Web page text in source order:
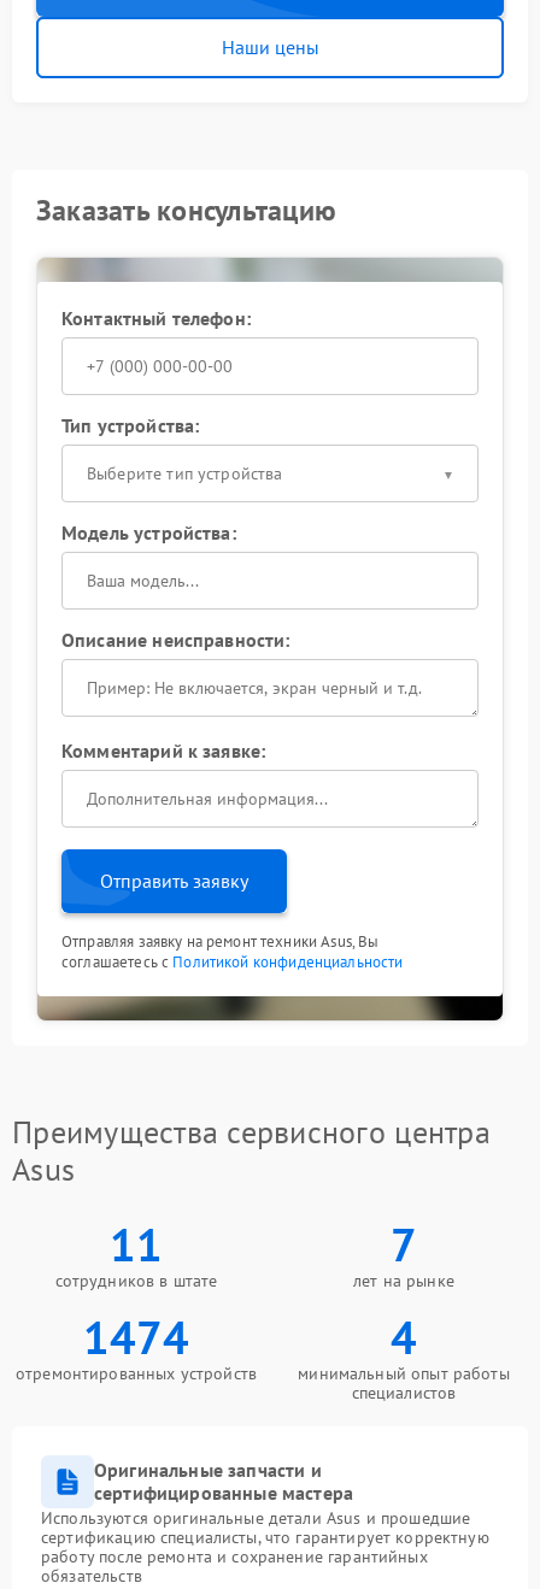
Наши цены
Заказать консультацию
Контактный телефон:
Тип устройства:
Выберите тип устройства
Модель устройства:
Описание неисправности:
Комментарий к заявке:
Отправить заявку
Отправляя заявку на ремонт техники Asus, Вы
соглашаетесь с Политикой конфиденциальности
Преимущества сервисного центра
Asus
11
сотрудников в штате
7
лет на рынке
1474
отремонтированных устройств
4
минимальный опыт работы
специалистов
Оригинальные запчасти и
сертифицированные мастера
Используются оригинальные детали Asus и прошедшие
сертификацию специалисты, что гарантирует корректную
работу после ремонта и сохранение гарантийных
обязательств